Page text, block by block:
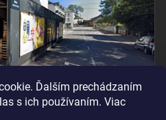
Ďalším prechádzaním
s ich používaním. Viac